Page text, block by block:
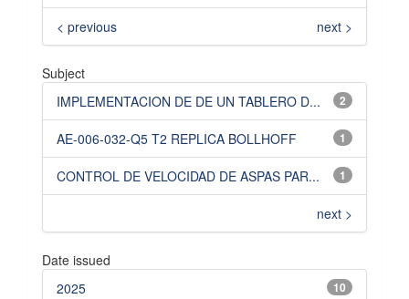
< previous next >
Subject
2
IMPLEMENTACION DE DE UN TABLERO D...
1
AE-006-032-Q5 T2 REPLICA BOLLHOFF
1
CONTROL DE VELOCIDAD DE ASPAS PAR...
next >
Date issued
10
2025